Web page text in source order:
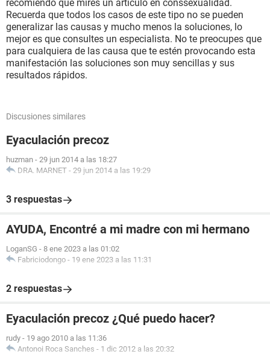
recomiendo que mires un artículo en conssexualidad.
Recuerda que todos los casos de este tipo no se pueden
generalizar las causas y mucho menos la soluciones, lo
mejor es que consultes un especialista. No te preocupes que
para cualquiera de las causa que te estén provocando esta
manifestación las soluciones son muy sencillas y sus
resultados rápidos.
Discusiones similares
Eyaculación precoz
huzman - 29 jun 2014 a las 18:27
DRA. MARNET - 29 jun 2014 a las 19:29
3 respuestas
AYUDA, Encontré a mi madre con mi hermano
LoganSG - 8 ene 2023 a las 01:02
Fabriciodongo - 19 ene 2023 a las 11:31
2 respuestas
Eyaculación precoz ¿Qué puedo hacer?
rudy - 19 ago 2010 a las 11:36
Antonoi Roca Sanches - 1 dic 2012 a las 20:32